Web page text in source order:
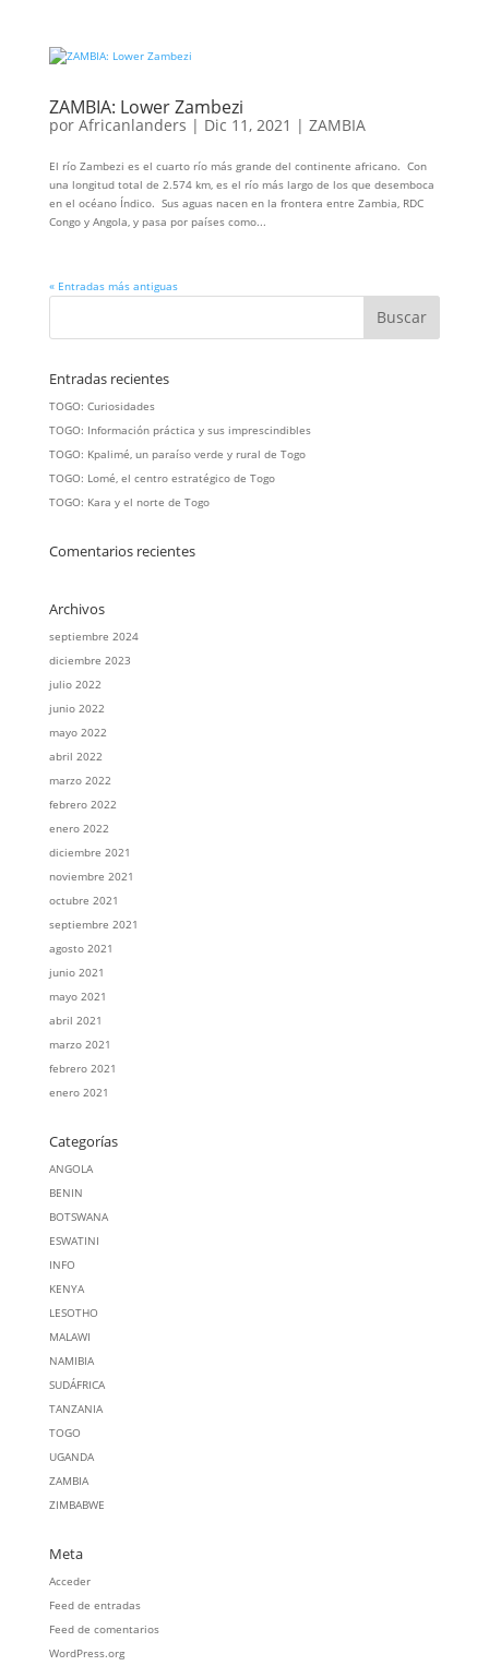
ZAMBIA: Lower Zambezi
por Africanlanders | Dic 11, 2021 | ZAMBIA
El río Zambezi es el cuarto río más grande del continente africano. Con
una longitud total de 2.574 km, es el río más largo de los que desemboca
en el océano Índico. Sus aguas nacen en la frontera entre Zambia, RDC
Congo y Angola, y pasa por países como...
« Entradas más antiguas
Entradas recientes
TOGO: Curiosidades
TOGO: Información práctica y sus imprescindibles
TOGO: Kpalimé, un paraíso verde y rural de Togo
TOGO: Lomé, el centro estratégico de Togo
TOGO: Kara y el norte de Togo
Comentarios recientes
Archivos
septiembre 2024
diciembre 2023
julio 2022
junio 2022
mayo 2022
abril 2022
marzo 2022
febrero 2022
enero 2022
diciembre 2021
noviembre 2021
octubre 2021
septiembre 2021
agosto 2021
junio 2021
mayo 2021
abril 2021
marzo 2021
febrero 2021
enero 2021
Categorías
ANGOLA
BENIN
BOTSWANA
ESWATINI
INFO
KENYA
LESOTHO
MALAWI
NAMIBIA
SUDÁFRICA
TANZANIA
TOGO
UGANDA
ZAMBIA
ZIMBABWE
Meta
Acceder
Feed de entradas
Feed de comentarios
WordPress.org